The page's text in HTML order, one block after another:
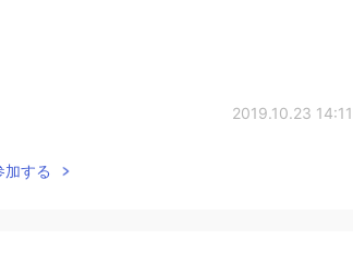
2019.10.23 14:11
加する